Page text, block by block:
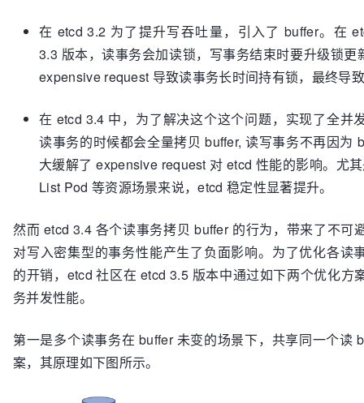
在 etcd 3.2 为了提升写吞吐量，引入了 buffer。在
3.3 版本，读事务会加读锁，写事务结束时要升级锁更
expensive request 导致读事务长时间持有锁，最终导
在 etcd 3.4 中，为了解决这个这个问题，实现了全并
读事务的时候都会全量拷贝 buffer, 读写事务不再因为
大缓解了 expensive request 对 etcd 性能的影响。尤
List Pod 等资源场景来说，etcd 稳定性显著提升。
然而 etcd 3.4 各个读事务拷贝 buffer 的行为，带来了不可
对写入密集型的事务性能产生了负面影响。为了优化各读
的开销，etcd 社区在 etcd 3.5 版本中通过如下两个优化方
务并发性能。
第一是多个读事务在 buffer 未变的场景下，共享同一个读
案，其原理如下图所示。